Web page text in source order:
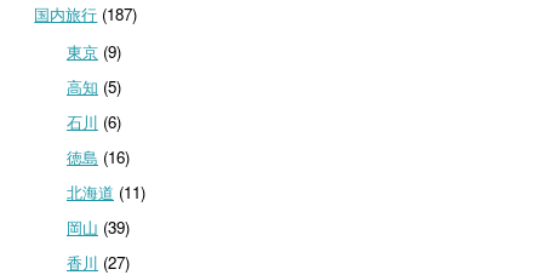
国内旅行 (187)
東京(9)
高知 (5)
石川 (6)
徳島 (16)
北海道 (11)
岡山 (39)
香川 (27)